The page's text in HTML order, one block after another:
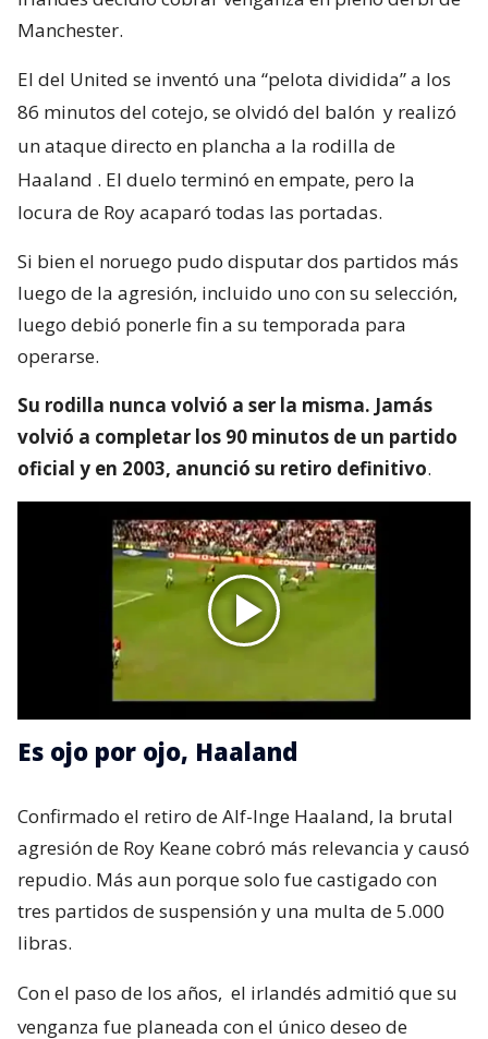
Manchester.
El del United se inventó una “pelota dividida” a los
86 minutos del cotejo, se olvidó del balón y realizó
un ataque directo en plancha a la rodilla de
Haaland . El duelo terminó en empate, pero la
locura de Roy acaparó todas las portadas.
Si bien el noruego pudo disputar dos partidos más
luego de la agresión, incluido uno con su selección,
luego debió ponerle fin a su temporada para
operarse.
Su rodilla nunca volvió a ser la misma. Jamás
volvió a completar los 90 minutos de un partido
oficial y en 2003, anunció su retiro definitivo.
Es ojo por ojo, Haaland
Confirmado el retiro de Alf-Inge Haaland, la brutal
agresión de Roy Keane cobró más relevancia y causó
repudio. Más aun porque solo fue castigado con
tres partidos de suspensión y una multa de 5.000
libras.
Con el paso de los años, el irlandés admitió que su
venganza fue planeada con el único deseo de